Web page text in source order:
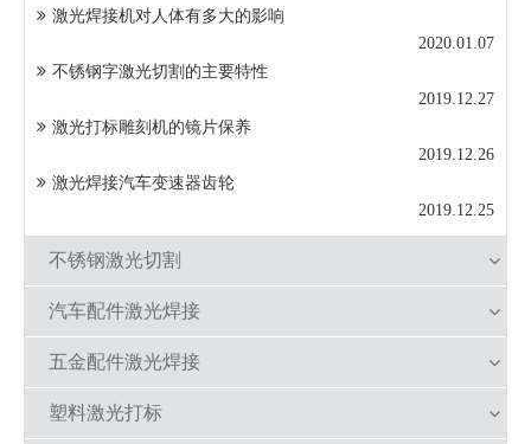
激光焊接机对人体有多大的影响
2020.01.07
不锈钢字激光切割的主要特性
2019.12.27
激光打标雕刻机的镜片保养
2019.12.26
激光焊接汽车变速器齿轮
2019.12.25
不锈钢激光切割
汽车配件激光焊接
五金配件激光焊接
塑料激光打标